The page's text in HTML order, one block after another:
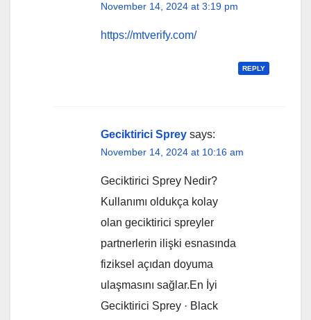
November 14, 2024 at 3:19 pm
https://mtverify.com/
REPLY
Geciktirici Sprey says:
November 14, 2024 at 10:16 am
Geciktirici Sprey Nedir?
Kullanımı oldukça kolay
olan geciktirici spreyler
partnerlerin ilişki esnasında
fiziksel açıdan doyuma
ulaşmasını sağlar.En İyi
Geciktirici Sprey · Black